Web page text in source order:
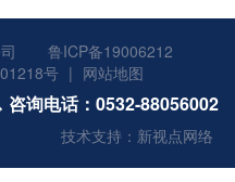
司
鲁ICP备19006212
号 | 网站地图
咨询电话：0532-88056002
技术支持：新视点网络